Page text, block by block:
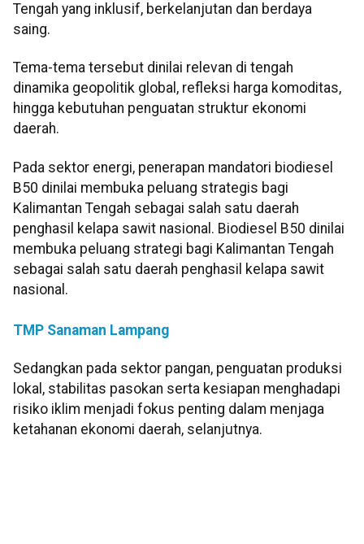
Tengah yang inklusif, berkelanjutan dan berdaya
saing.
Tema-tema tersebut dinilai relevan di tengah
dinamika geopolitik global, refleksi harga komoditas,
hingga kebutuhan penguatan struktur ekonomi
daerah.
Pada sektor energi, penerapan mandatori biodiesel
B50 dinilai membuka peluang strategis bagi
Kalimantan Tengah sebagai salah satu daerah
penghasil kelapa sawit nasional. Biodiesel B50 dinilai
membuka peluang strategi bagi Kalimantan Tengah
sebagai salah satu daerah penghasil kelapa sawit
nasional.
TMP Sanaman Lampang
Sedangkan pada sektor pangan, penguatan produksi
lokal, stabilitas pasokan serta kesiapan menghadapi
risiko iklim menjadi fokus penting dalam menjaga
ketahanan ekonomi daerah, selanjutnya.